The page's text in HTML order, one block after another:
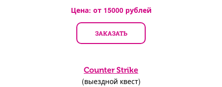
Цена: от 15000рублей
ЗАКАЗАТЬ
Counter Strike
(выездной квест)